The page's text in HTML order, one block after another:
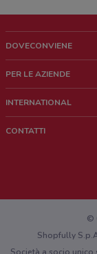
DOVECONVIENE
Chi siamo
Lavora con noi
PER LE AZIENDE
Richieste commerciali
INTERNATIONAL
CONTATTI
Hai un
©
Shopfully